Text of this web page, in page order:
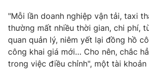
Cơ quan báo chí:
Giấy phép hoạt động báo in và báo điện tử
cấp ngày 29/12/2023
Tổng Biên tập:Vũ Thanh Thủy
Phó Tổng Biên tập:Nguyễn Thị Mỹ Hạnh,
"Mỗi lần doanh nghiệp vận tải, taxi
thường mất nhiều thời gian, chi phí,
quan quản lý, niêm yết lại đồng hồ
công khai giá mới… Cho nên, chắc
trong việc điều chỉnh", một tài khoản